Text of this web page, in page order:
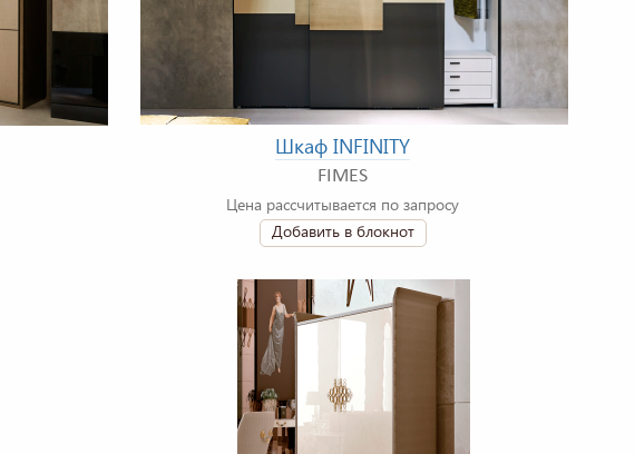
Шкаф INFINITY
FIMES
Цена рассчитывается по запросу
Добавить в блокнот